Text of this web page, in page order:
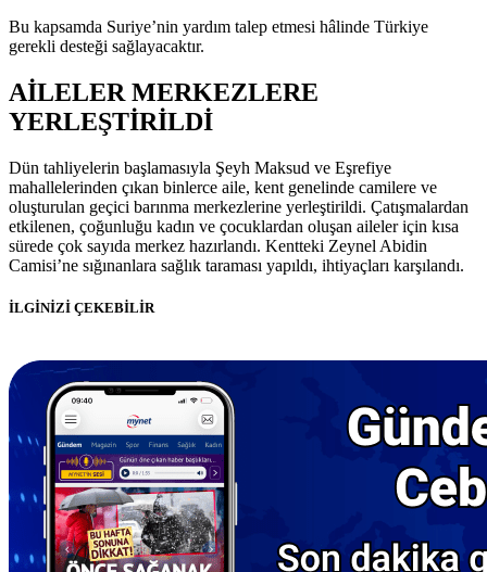
Bu kapsamda Suriye’nin yardım talep etmesi hâlinde Türkiye
gerekli desteği sağlayacaktır.
AİLELER MERKEZLERE
YERLEŞTİRİLDİ
Dün tahliyelerin başlamasıyla Şeyh Maksud ve Eşrefiye
mahallelerinden çıkan binlerce aile, kent genelinde camilere ve
oluşturulan geçici barınma merkezlerine yerleştirildi. Çatışmalardan
etkilenen, çoğunluğu kadın ve çocuklardan oluşan aileler için kısa
sürede çok sayıda merkez hazırlandı. Kentteki Zeynel Abidin
Camisi’ne sığınanlara sağlık taraması yapıldı, ihtiyaçları karşılandı.
İLGİNİZİ ÇEKEBİLİR